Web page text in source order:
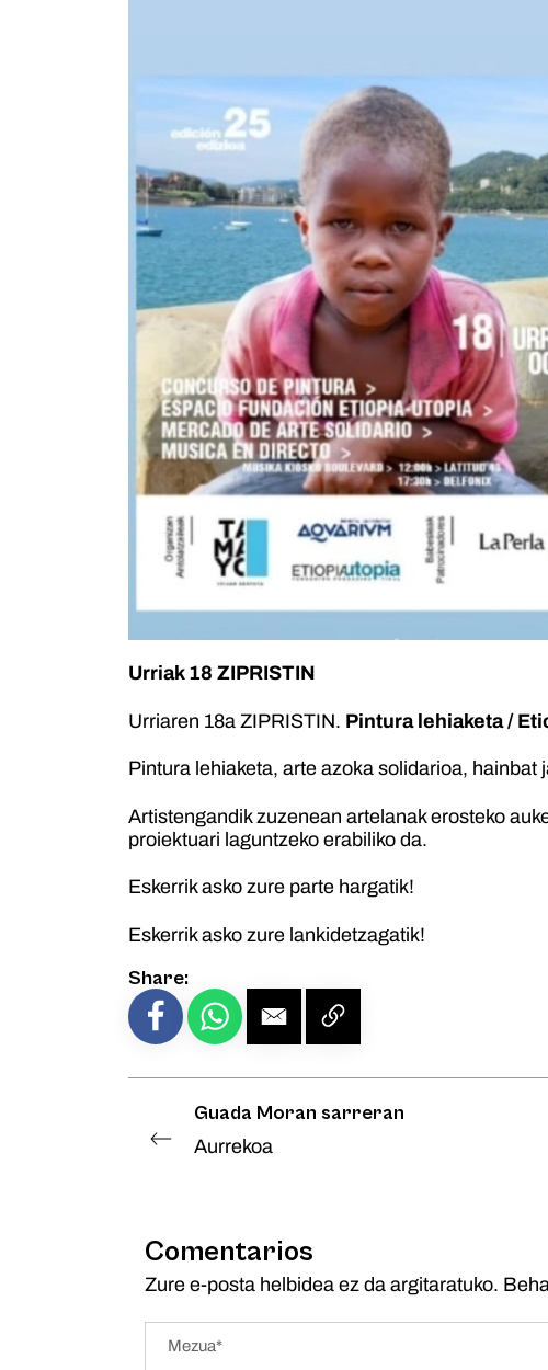
Urriak 18 ZIPRISTIN
Urriaren 18a ZIPRISTIN. Pintura lehiaketa /
Pintura lehiaketa, arte azoka solidarioa,
Artistengandik zuzenean artelanak erosteko
proiektuari laguntzeko erabiliko da.
Eskerrik asko zure parte hargatik!
Eskerrik asko zure lankidetzagatik!
Share:
Guada Moran sarreran
Aurrekoa
Comentarios
Zure e-posta helbidea ez da argitaratuko.